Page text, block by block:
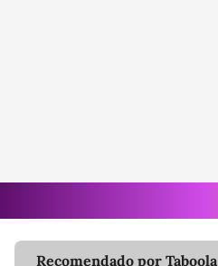
Recomendado por Taboola